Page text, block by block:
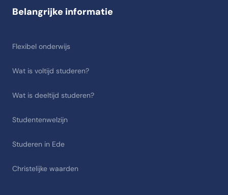
Belangrijke informatie
Flexibel onderwijs
Wat is voltijd studeren?
Wat is deeltijd studeren?
Studentenwelzijn
Studeren in Ede
Christelijke waarden